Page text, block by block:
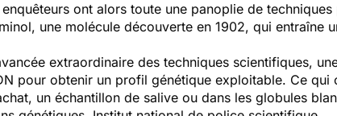
ont alors toute une panoplie de
une molécule découverte en 1902, qui entraîne
extraordinaire des techniques scientifiques,
pour obtenir un profil génétique exploitable. Ce qui
un échantillon de salive ou dans les globules